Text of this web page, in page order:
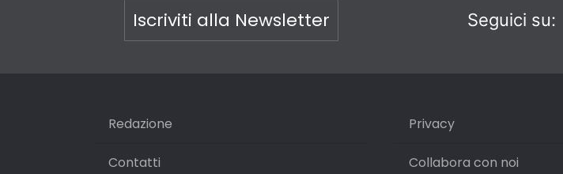
Iscriviti alla Newsletter Seguici su:
Redazione
Contatti
Privacy
Collabora con noi